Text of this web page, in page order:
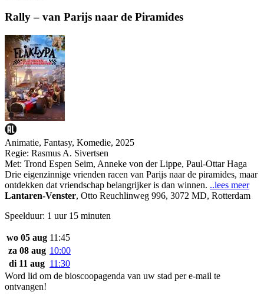
Rally – van Parijs naar de Piramides
Animatie, Fantasy, Komedie, 2025
Regie: Rasmus A. Sivertsen
Met: Trond Espen Seim, Anneke von der Lippe, Paul-Ottar Haga
Drie eigenzinnige vrienden racen van Parijs naar de piramides, maar
ontdekken dat vriendschap belangrijker is dan winnen. ..lees meer
Lantaren-Venster, Otto Reuchlinweg 996, 3072 MD, Rotterdam
Speelduur: 1 uur 15 minuten
wo 05 aug 11:45
za 08 aug 10:00
di 11 aug 11:30
Word lid om de bioscoopagenda van uw stad per e-mail te
ontvangen!